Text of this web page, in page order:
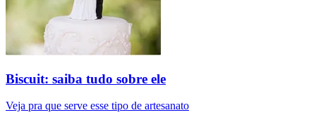
Biscuit: saiba tudo sobre ele
Veja pra que serve esse tipo de artesanato